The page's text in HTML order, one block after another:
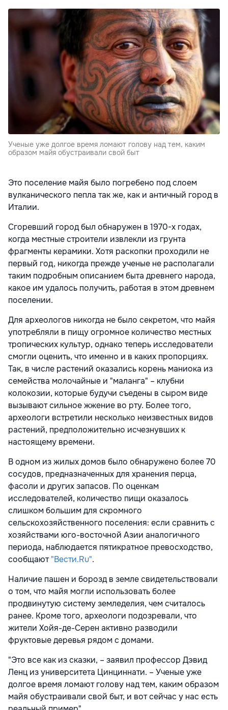
Ученые уже долгое время ломают голову над тем, каким
образом майя обустраивали свой быт
Это поселение майя было погребено под слоем
вулканического пепла так же, как и античный город в
Италии.
Сгоревший город был обнаружен в 1970-х годах,
когда местные строители извлекли из грунта
фрагменты керамики. Хотя раскопки проходили не
первый год, никогда прежде ученые не располагали
таким подробным описанием быта древнего народа,
какое им удалось получить, работая в этом древнем
поселении.
Для археологов никогда не было секретом, что майя
употребляли в пищу огромное количество местных
тропических культур, однако теперь исследователи
смогли оценить, что именно и в каких пропорциях.
Так, в числе растений оказались корень маниока из
семейства молочайные и "маланга" – клубни
колокозии, которые будучи съедены в сыром виде
вызывают сильное жжение во рту. Более того,
археологи встретили несколько неизвестных видов
растений, предположительно исчезнувших к
настоящему времени.
В одном из жилых домов было обнаружено более 70
сосудов, предназначенных для хранения перца,
фасоли и других запасов. По оценкам
исследователей, количество пищи оказалось
слишком большим для скромного
сельскохозяйственного поселения: если сравнить с
хозяйствами юго-восточной Азии аналогичного
периода, наблюдается пятикратное превосходство,
сообщают"Вести.Ru".
Наличие пашен и борозд в земле свидетельствовали
о том, что майя могли использовать более
продвинутую систему земледелия, чем считалось
ранее. Кроме того, археологи подозревали, что
жители Хойя-де-Серен активно разводили
фруктовые деревья рядом с домами.
"Это все как из сказки, – заявил профессор Дэвид
Ленц из университета Цинциннати. – Ученые уже
долгое время ломают голову над тем, каким образом
майя обустраивали свой быт, и вот сейчас у нас есть